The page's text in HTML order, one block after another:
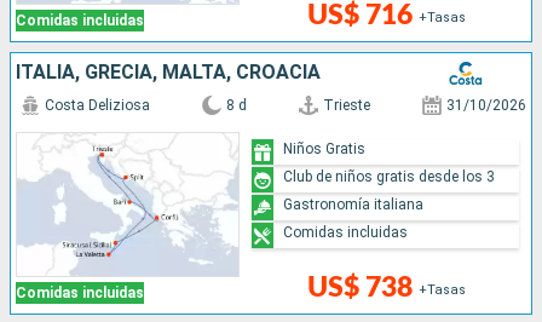
Comidas incluidas US$ 716 +Tasas
ITALIA, GRECIA, MALTA, CROACIA
Comidas incluidas
Costa Deliziosa 8 d Trieste 31/10/2026
US$ 738 +Tasas
Niños Gratis
Club de niños gratis desde los 3
Gastronomía italiana
Comidas incluidas